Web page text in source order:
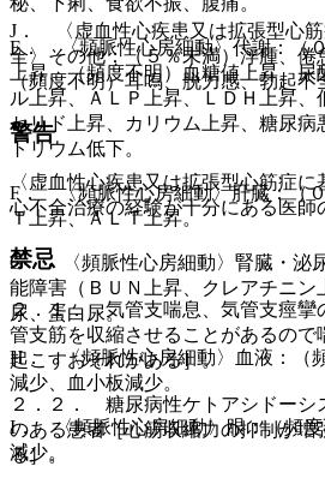
J． 〈虚血性心疾患又は拡張型心
全〉その他：（５％未満）浮腫、倦
（頻度不明）耳鳴、脱力感、勃起不
警告
〈虚血性心疾患又は拡張型心筋症に
心不全治療の経験が十分にある医師
禁忌
２．１． 気管支喘息、気管支痙攣
管支筋を収縮させることがあるので
起こすおそれがある］。
２．２． 糖尿病性ケトアシドーシ
のある患者［心筋収縮力の抑制が増
る］。
E． 〈頻脈性心房細動〉代謝：（
上昇、（頻度不明）血糖値上昇、
ル上昇、ＡＬＰ上昇、ＬＤＨ上昇、
セリド上昇、カリウム上昇、糖尿病
トリウム低下。
F． 〈頻脈性心房細動〉肝臓：（
Ｔ上昇、ＡＬＴ上昇。
G． 〈頻脈性心房細動〉腎臓・泌
能障害（ＢＵＮ上昇、クレアチニン
尿、蛋白尿。
H． 〈頻脈性心房細動〉血液：（
減少、血小板減少。
I． 〈頻脈性心房細動〉眼：（頻度
減少。